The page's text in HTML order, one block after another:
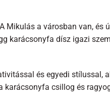
Mikulás a városban van, és
karácsonyfa dísz igazi
és egyedi stílussal,
csillog és